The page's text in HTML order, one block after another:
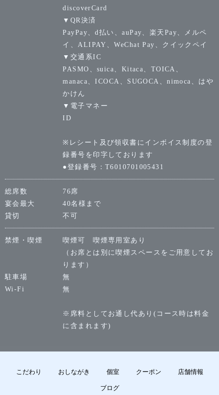
discoverCard
▼QR決済
PayPay、d払い、auPay、楽天Pay、メルペ
イ、ALIPAY、WeChat Pay、クイックペイ
▼交通系IC
PASMO、suica、Kitaca、TOICA、
manaca、ICOCA、SUGOCA、nimoca、はや
かけん
▼電子マネー
ID
※レシート及び領収書にインボイス制度の登
録番号を印字しております
●登録番号：T6010701005431
総席数
76席
宴会最大
40名様まで
貸切
不可
禁煙・喫煙
喫煙可 喫煙専用室あり
（お席とは別に喫煙スペースをご用意してお
ります）
駐車場
無
Wi-Fi
無
※席料としてお通し代あり(コース時は料金
に含まれます)
こだわり おしながき 個室 クーポン 店舗情報
ブログ